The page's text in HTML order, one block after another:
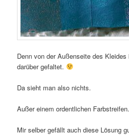
Denn von der Außenseite des
darüber gefaltet.
Da sieht man also nichts.
Außer einem ordentlichen Farbstreifen.
Mir selber gefällt auch diese Lösung